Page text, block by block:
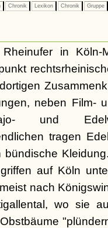
Chronik Lexikon Chronik Gruppe
in Köln-
neben Film-
und
tragen
bündische
auf Köln
nach
wo sie